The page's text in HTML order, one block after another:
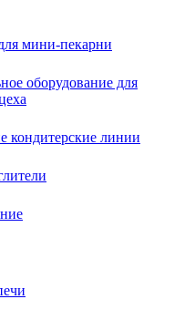
мини-пекарни
оборудование для
кондитерские линии